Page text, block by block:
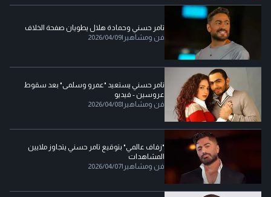
تامر حسني وحمادة هلال يطويان صفحة الخلاف
فن ومشاهير |
2026/04/09
تامر حسني يستعيد "عمرو وسلمى" بعد سقوط
عروسين - فيديو
فن ومشاهير |
2026/04/08
"زفاف عالمي" بتوقيع تامر حسني يتجاوز ملايين
المشاهدات
فن ومشاهير |
2026/04/07